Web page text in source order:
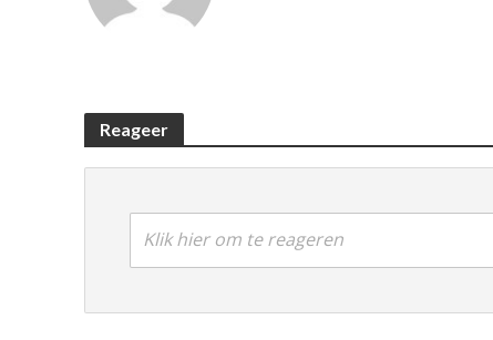
Reageer
Klik hier om te reageren